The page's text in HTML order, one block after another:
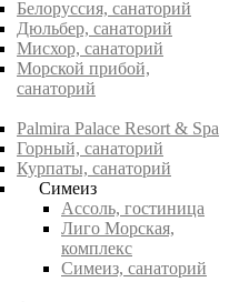
Белоруссия, санаторий
Дюльбер, санаторий
Мисхор, санаторий
Морской прибой,
санаторий
Palmira Palace Resort & Spa
Горный, санаторий
Курпаты, санаторий
Симеиз
Ассоль, гостиница
Лиго Морская,
комплекс
Симеиз, санаторий